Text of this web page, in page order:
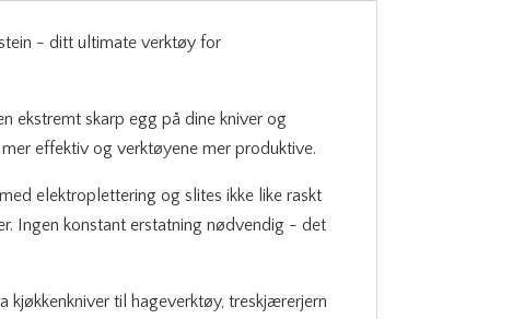
- ditt ultimate verktøy for
ekstremt skarp egg på dine kniver og
effektiv og verktøyene mer produktive.
elektroplettering og slites ikke like raskt
Ingen konstant erstatning nødvendig - det
kjøkkenkniver til hageverktøy, treskjærerjern